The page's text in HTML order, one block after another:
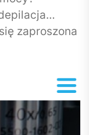
zaproszona